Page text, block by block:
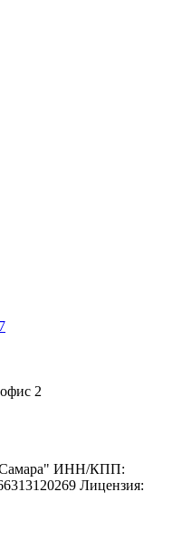
2
Самара" ИНН/КПП:
Лицензия: